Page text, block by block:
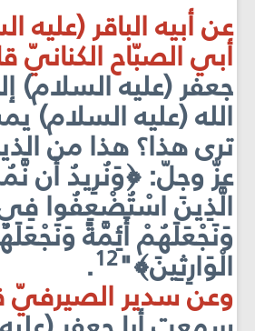
عن أبيه الباقر
أبي الصبّاح الكنانيّ
جعفر (عليه السلام)
الله (عليه السلام)
ترى هذا؟ هذا من
عزّ وجلّ: ﴿وَنُرِيدُ أَن
الَّذِينَ اسْتُضْعِفُوا
وَنَجْعَلَهُمْ أَئِمَّةً
الْوَارِثِينَ﴾"12
.
وعن سدير الصيرفيّ